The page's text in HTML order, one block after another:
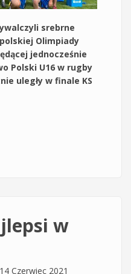
srebrne
Olimpiady
jednocześnie
Polski U16 w rugby
uległy w finale KS
w
Czerwiec 2021